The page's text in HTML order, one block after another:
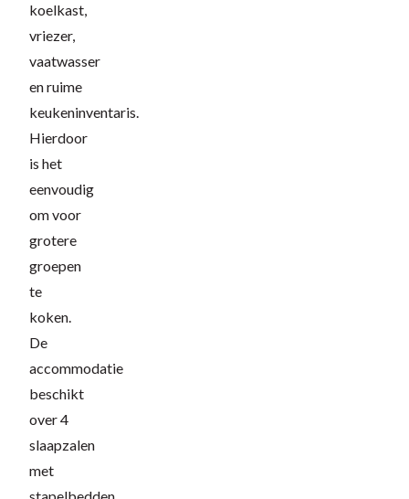
koelkast,
vriezer,
vaatwasser
en ruime
keukeninventaris.
Hierdoor
is het
eenvoudig
om voor
grotere
groepen
te
koken.
De
accommodatie
beschikt
over 4
slaapzalen
met